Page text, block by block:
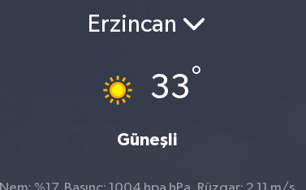
Erzincan
33°
Güneşli